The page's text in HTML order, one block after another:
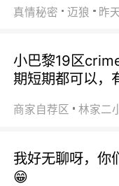
真情秘密 迈狼 昨
小巴黎19区
期短期都可以，
商家自荐区 林家二
我好无聊呀，你
😁